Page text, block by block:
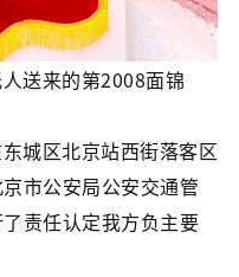
送来的第2008面锦
城区北京站西街落客区
市公安局公安交通管
责任认定我方负主要